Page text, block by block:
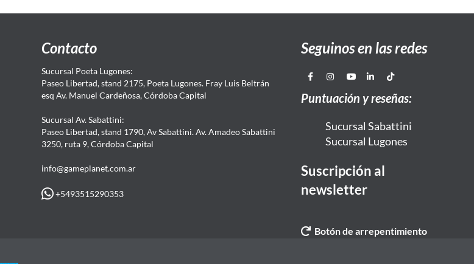
Contacto
Sucursal Poeta Lugones:
Paseo Libertad, stand 2175, Poeta Lugones. Fray Luis Beltrán
esq Av. Manuel Cardeñosa, Córdoba Capital
Sucursal Av. Sabattini:
Paseo Libertad, stand 1790, Av Sabattini. Av. Amadeo Sabattini
3250, ruta 9, Córdoba Capital
info@gameplanet.com.ar
+5493515290353
Seguinos en las redes
Puntuación y reseñas:
Sucursal Sabattini
Sucursal Lugones
Suscripción al
newsletter
Botón de arrepentimiento